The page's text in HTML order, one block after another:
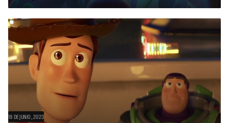
19 DE JUNIO, 2023